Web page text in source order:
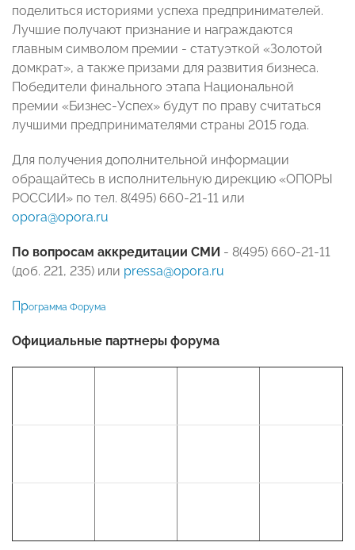
поделиться историями успеха предпринимателей.
Лучшие получают признание и награждаются
главным символом премии - статуэткой «Золотой
домкрат», а также призами для развития бизнеса.
Победители финального этапа Национальной
премии «Бизнес-Успех» будут по праву считаться
лучшими предпринимателями страны 2015 года.
Для получения дополнительной информации
обращайтесь в исполнительную дирекцию «ОПОРЫ
РОССИИ» по тел. 8(495) 660-21-11 или
opora@opora.ru
По вопросам аккредитации СМИ - 8(495) 660-21-11
(доб. 221, 235) или pressa@opora.ru
Программа Форума
Официальные партнеры форума